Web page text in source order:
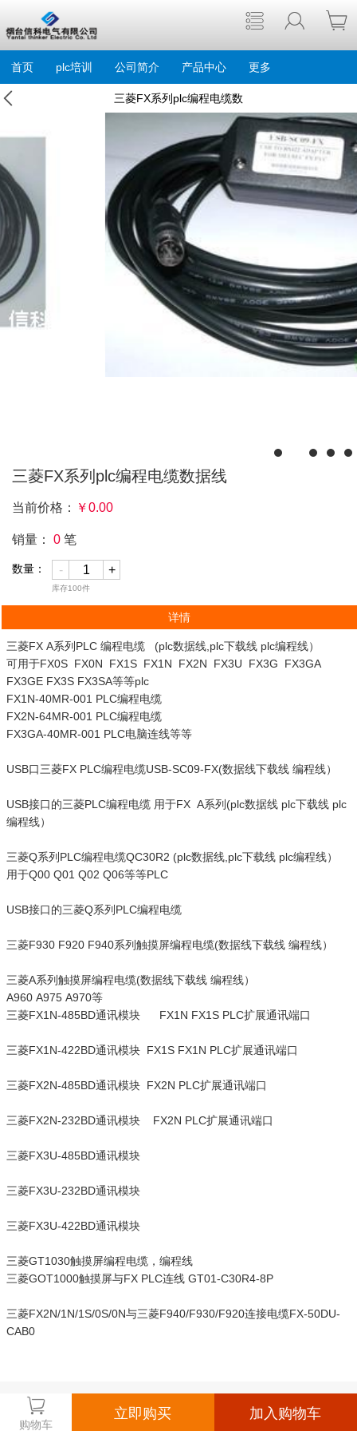
首页 plc培训 公司简介 产品中心 更多
三菱FX系列plc编程电缆数
三菱FX系列plc编程电缆数据线
当前价格： ￥0.00
销量： 0 笔
数量： - +
库存100件
详情
三菱FX A系列PLC 编程电缆 (plc数据线,plc下载线 plc编程线）
可用于FX0S FX0N FX1S FX1N FX2N FX3U FX3G FX3GA
FX3GE FX3S FX3SA等等plc
FX1N-40MR-001 PLC编程电缆
FX2N-64MR-001 PLC编程电缆
FX3GA-40MR-001 PLC电脑连线等等
USB口三菱FX PLC编程电缆USB-SC09-FX(数据线下载线 编程线）
USB接口的三菱PLC编程电缆 用于FX A系列(plc数据线 plc下载线 plc
编程线）
三菱Q系列PLC编程电缆QC30R2 (plc数据线,plc下载线 plc编程线）
用于Q00 Q01 Q02 Q06等等PLC
USB接口的三菱Q系列PLC编程电缆
三菱F930 F920 F940系列触摸屏编程电缆(数据线下载线 编程线）
三菱A系列触摸屏编程电缆(数据线下载线 编程线）
A960 A975 A970等
三菱FX1N-485BD通讯模块 FX1N FX1S PLC扩展通讯端口
三菱FX1N-422BD通讯模块 FX1S FX1N PLC扩展通讯端口
三菱FX2N-485BD通讯模块 FX2N PLC扩展通讯端口
三菱FX2N-232BD通讯模块 FX2N PLC扩展通讯端口
三菱FX3U-485BD通讯模块
三菱FX3U-232BD通讯模块
三菱FX3U-422BD通讯模块
三菱GT1030触摸屏编程电缆，编程线
三菱GOT1000触摸屏与FX PLC连线 GT01-C30R4-8P
三菱FX2N/1N/1S/0S/0N与三菱F940/F930/F920连接电缆FX-50DU-
CAB0
购物车
立即购买 加入购物车